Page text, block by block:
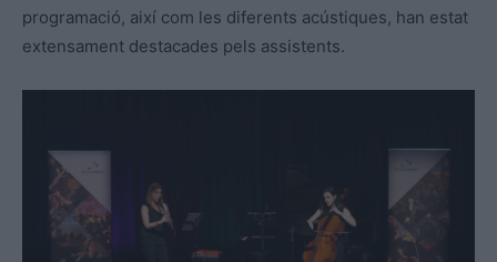
programació, així com les diferents acústiques, han estat
extensament destacades pels assistents.